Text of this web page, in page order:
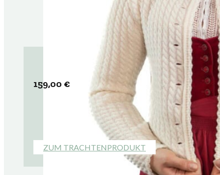
159,00 €
ZUM TRACHTENPRODUKT